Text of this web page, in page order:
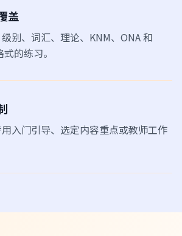
盖
别、词汇、理论、KNM、ONA 和
的练习。
入门引导、选定内容重点或教师工作